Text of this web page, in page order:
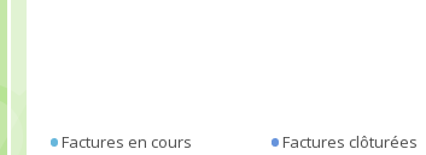
Factures en cours
Factures clôturées